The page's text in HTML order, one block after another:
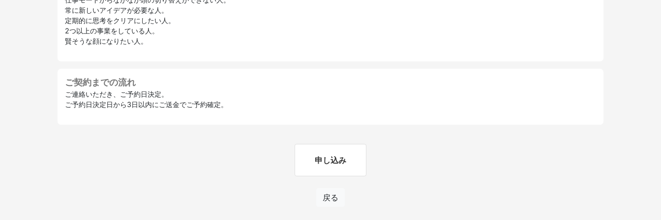
常に新しいアイデアが必要な人。
定期的に思考をクリアにしたい人。
2つ以上の事業をしている人。
賢そうな顔になりたい人。
ご契約までの流れ
ご連絡いただき、ご予約日決定。
ご予約日決定日から3日以内にご送金でご予約確定。
申し込み
戻る